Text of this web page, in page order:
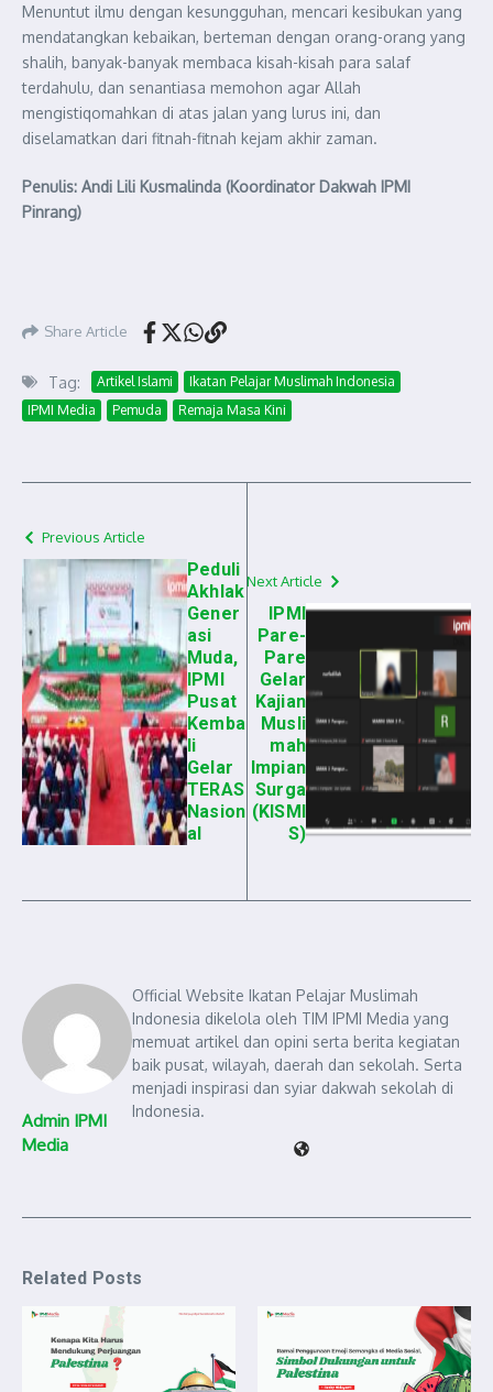
Menuntut ilmu dengan kesungguhan, mencari kesibukan yang
mendatangkan kebaikan, berteman dengan orang-orang yang
shalih, banyak-banyak membaca kisah-kisah para salaf
terdahulu, dan senantiasa memohon agar Allah
mengistiqomahkan di atas jalan yang lurus ini, dan
diselamatkan dari fitnah-fitnah kejam akhir zaman.
Penulis: Andi Lili Kusmalinda (Koordinator Dakwah IPMI
Pinrang)
Share Article
Tag: Artikel Islami
Ikatan Pelajar Muslimah Indonesia
IPMI Media
Pemuda Remaja Masa Kini
Previous Article
Peduli
Akhlak
Gener
asi
Muda,
IPMI
Pusat
Kemba
li
Gelar
TERAS
Nasion
al
Next Article
IPMI
Pare-
Pare
Gelar
Kajian
Musli
mah
Impian
Surga
(KISMI
S)
Admin IPMI
Media
Official Website Ikatan Pelajar Muslimah
Indonesia dikelola oleh TIM IPMI Media yang
memuat artikel dan opini serta berita kegiatan
baik pusat, wilayah, daerah dan sekolah. Serta
menjadi inspirasi dan syiar dakwah sekolah di
Indonesia.
Related Posts